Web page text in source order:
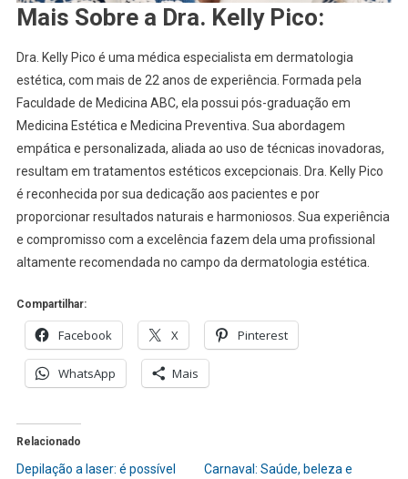
Mais Sobre a Dra. Kelly Pico:
Dra. Kelly Pico é uma médica especialista em dermatologia
estética, com mais de 22 anos de experiência. Formada pela
Faculdade de Medicina ABC, ela possui pós-graduação em
Medicina Estética e Medicina Preventiva. Sua abordagem
empática e personalizada, aliada ao uso de técnicas inovadoras,
resultam em tratamentos estéticos excepcionais. Dra. Kelly Pico
é reconhecida por sua dedicação aos pacientes e por
proporcionar resultados naturais e harmoniosos. Sua experiência
e compromisso com a excelência fazem dela uma profissional
altamente recomendada no campo da dermatologia estética.
Compartilhar:
Facebook X Pinterest
WhatsApp Mais
Relacionado
Depilação a laser: é possível
Carnaval: Saúde, beleza e